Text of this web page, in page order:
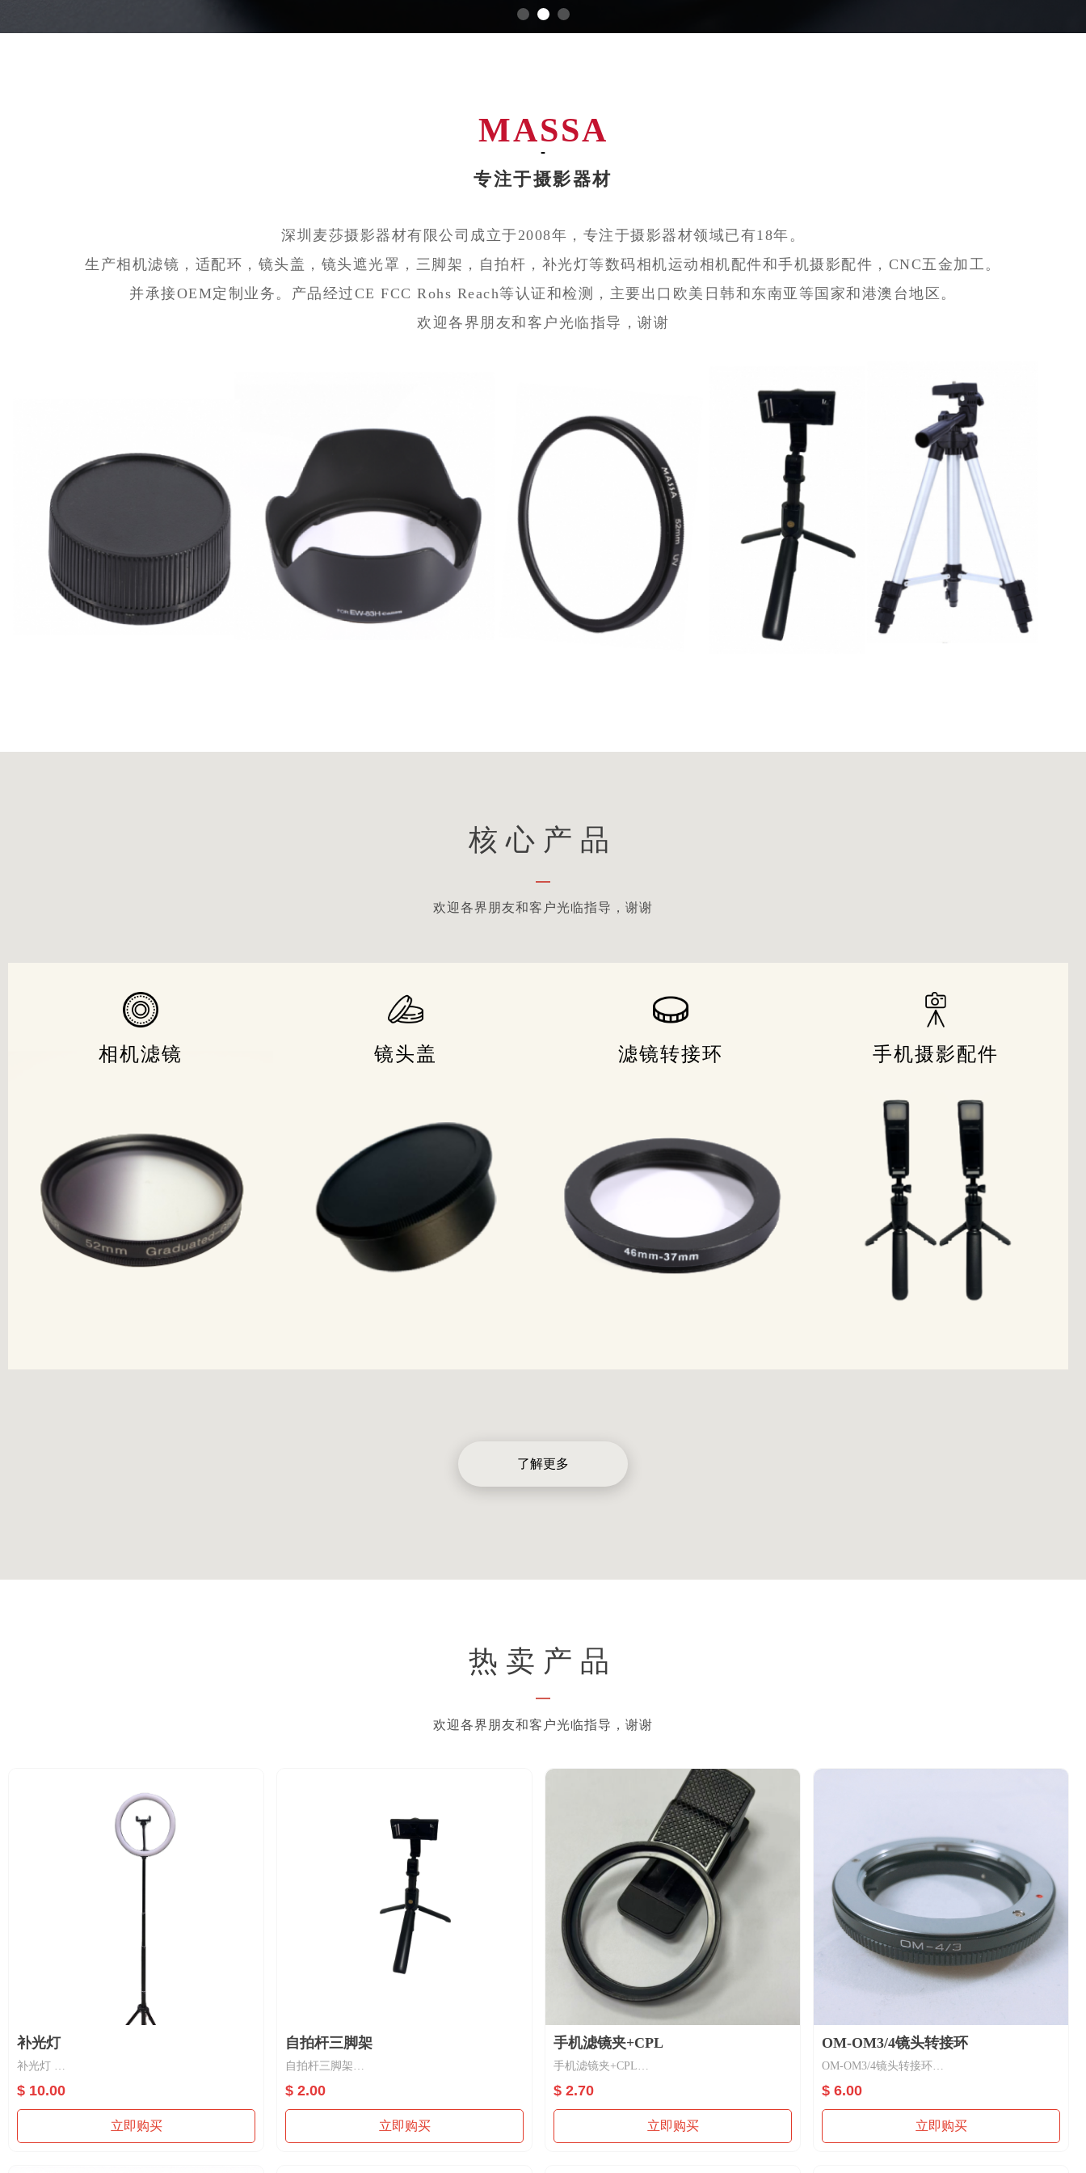
MASSA
-
专注于摄影器材
深圳麦莎摄影器材有限公司成立于2008年，专注于摄影器材领域已有18年。
生产相机滤镜，适配环，镜头盖，镜头遮光罩，三脚架，自拍杆，补光灯等数码相机运动相机配件和手机摄影配件，CNC五金加工。
并承接OEM定制业务。产品经过CE FCC Rohs Reach等认证和检测，主要出口欧美日韩和东南亚等国家和港澳台地区。
欢迎各界朋友和客户光临指导，谢谢
核心产品
欢迎各界朋友和客户光临指导，谢谢
相机滤镜
相机滤镜
CE FCC Rohs Reach
等认证和检测
欢迎各界朋友和客户光临指导
镜头盖
镜头盖
CE FCC Rohs Reach
欢迎各界朋友和客户光临指导
滤镜转接环
滤镜转接环
CE FCC Rohs Reach
等认证和检测
欢迎各界朋友和客户光临指导
手机摄影配件
手机摄影配件
产品经过
CE FCC Rohs Reach
等认证和检测
欢迎各界朋友和客户光临指导
立即查看
了解更多
—
热卖产品
欢迎各界朋友和客户光临指导，谢谢
—
补光灯
补光灯
材质：塑胶，LED
$ 10.00
立即购买
自拍杆三脚架
自拍杆三脚架
材质：塑胶+铝合金/不锈钢
$ 2.00
立即购买
手机滤镜夹+CPL
手机滤镜夹+CPL
尺寸：37mm /52mm
滤镜材质：玻璃+铝合金
适用手机摄影
$ 2.70
立即购买
OM-OM3/4镜头转接环
OM-OM3/4镜头转接环
材质：铝合金
$ 6.00
立即购买